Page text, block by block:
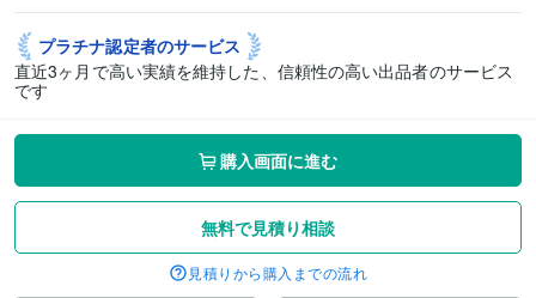
プラチナ認定者のサービス
直近3ヶ月で高い実績を維持した、信頼性の高い出品者のサービス
です
購入画面に進む
無料で見積り相談
見積りから購入までの流れ